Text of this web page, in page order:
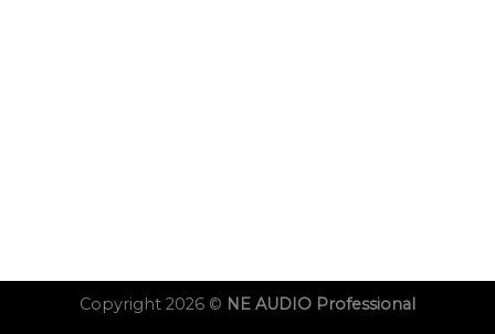
Copyright 2026 © NE AUDIO Professional